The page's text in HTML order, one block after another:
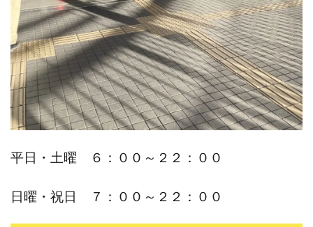
平日・土曜 ６：００～２２：００
日曜・祝日 ７：００～２２：００